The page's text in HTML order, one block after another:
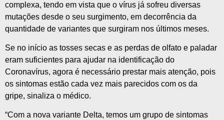
complexa, tendo em vista que o vírus já sofreu diversas
mutações desde o seu surgimento, em decorrência da
quantidade de variantes que surgiram nos últimos meses.
Se no início as tosses secas e as perdas de olfato e paladar
eram suficientes para ajudar na identificação do
Coronavírus, agora é necessário prestar mais atenção, pois
os sintomas estão cada vez mais parecidos com os da
gripe, sinaliza o médico.
“Com a nova variante Delta, temos um grupo de sintomas